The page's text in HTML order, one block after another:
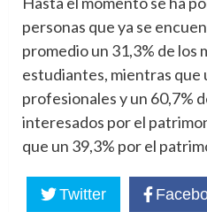
personas que ya se
promedio un 31,3% de los
estudiantes, mientras que
profesionales y un 60,7%
interesados por el
que un 39,3% por el
Twitter